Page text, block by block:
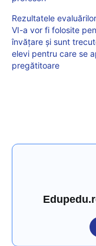
Rezultatele
VI-a vor fi folosite
învățare și sunt
elevi pentru care se
pregătitoare